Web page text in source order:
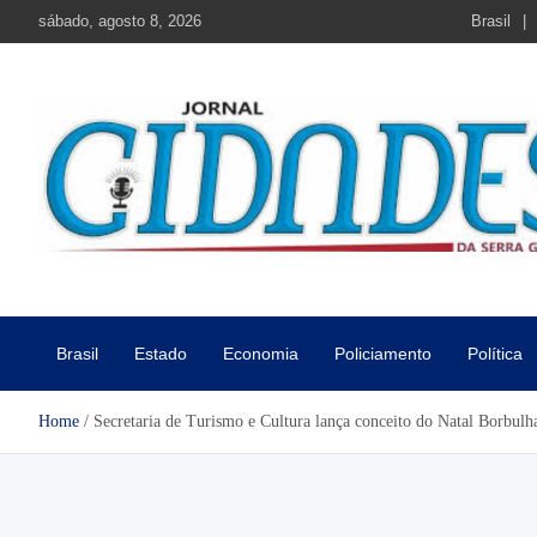
sábado, agosto 8, 2026 Brasil
Brasil Estado Economia Policiamento Política
Home Secretaria de Turismo e Cultura lança conceito do Natal